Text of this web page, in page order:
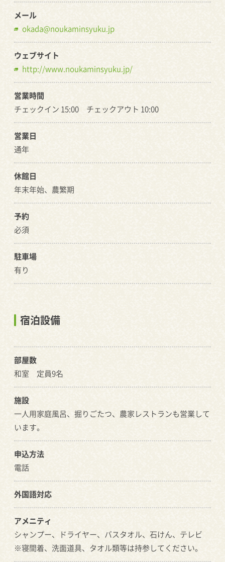
メール
okada@noukaminsyuku.jp
ウェブサイト
http://www.noukaminsyuku.jp/
営業時間
チェックイン 15:00 チェックアウト 10:00
営業日
通年
休館日
年末年始、農繁期
予約
必須
駐車場
有り
宿泊設備
部屋数
和室 定員9名
施設
一人用家庭風呂、掘りごたつ、農家レストランも営業して
います。
申込方法
電話
外国語対応
アメニティ
シャンプー、ドライヤー、バスタオル、石けん、テレビ
※寝間着、洗面道具、タオル類等は持参してください。